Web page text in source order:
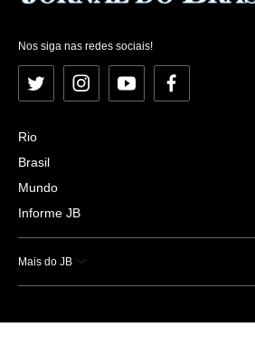
Nos siga nas redes sociais!
Twitter InstagramYouTubeFacebook
Rio
Brasil
Mundo
Informe JB
Mais do JB
Esportes